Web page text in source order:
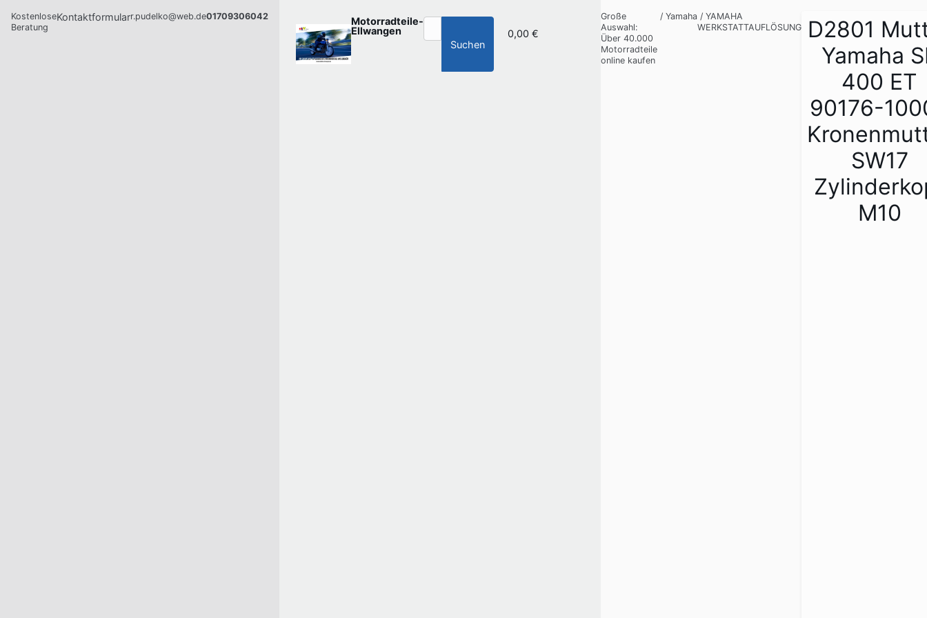
Kostenlose
Beratung
Kontaktformularr.pudelko@web.de01709306042
Motorradteile-
Ellwangen
Suchen
0,00 €
Große
Auswahl:
Über 40.000
Motorradteile
online kaufen
/ Yamaha / YAMAHA
WERKSTATTAUFLÖSUNG
D2801
Yamaha
400 ET
90176-
SW17
M10